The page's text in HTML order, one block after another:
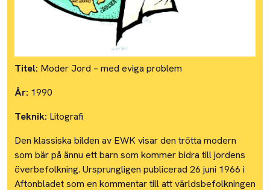
Titel: Moder Jord – med eviga problem
År: 1990
Teknik: Litografi
Den klassiska bilden av EWK visar den trötta modern
som bär på ännu ett barn som kommer bidra till jordens
överbefolkning. Ursprungligen publicerad 26 juni 1966 i
Aftonbladet som en kommentar till att världsbefolkningen